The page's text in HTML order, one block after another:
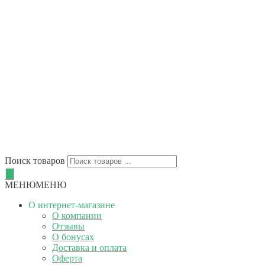
Поиск товаров
МЕНЮМЕНЮ
О интернет-магазине
О компании
Отзывы
О бонусах
Доставка и оплата
Оферта